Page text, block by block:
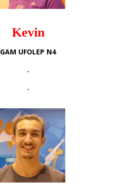
Kevin
GAM UFOLEP N4
.
.